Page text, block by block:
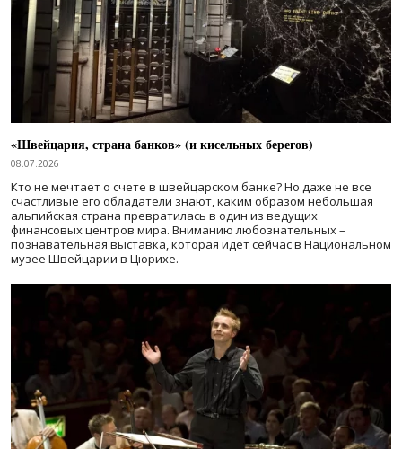
«Швейцария, страна банков» (и кисельных берегов)
08.07.2026
Кто не мечтает о счете в швейцарском банке? Но даже не все
счастливые его обладатели знают, каким образом небольшая
альпийская страна превратилась в один из ведущих
финансовых центров мира. Вниманию любознательных –
познавательная выставка, которая идет сейчас в Национальном
музее Швейцарии в Цюрихе.